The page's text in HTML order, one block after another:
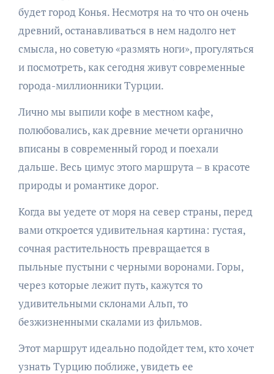
будет город Конья. Несмотря на то что он очень
древний, останавливаться в нем надолго нет
смысла, но советую «размять ноги», прогуляться
и посмотреть, как сегодня живут современные
города-миллионники Турции.
Лично мы выпили кофе в местном кафе,
полюбовались, как древние мечети органично
вписаны в современный город и поехали
дальше. Весь цимус этого маршрута – в красоте
природы и романтике дорог.
Когда вы уедете от моря на север страны, перед
вами откроется удивительная картина: густая,
сочная растительность превращается в
пыльные пустыни с черными воронами. Горы,
через которые лежит путь, кажутся то
удивительными склонами Альп, то
безжизненными скалами из фильмов.
Этот маршрут идеально подойдет тем, кто хочет
узнать Турцию поближе, увидеть ее